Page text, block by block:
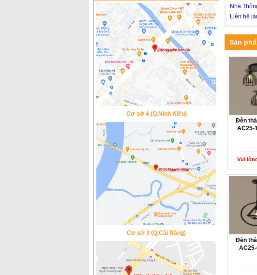
Cơ sở 4 (Q.Ninh Kiều)
Cơ sở 3 (Q.Cái Răng)
Nhà
Liên hệ
Sản
Đèn
AC25-
Vui
Đèn